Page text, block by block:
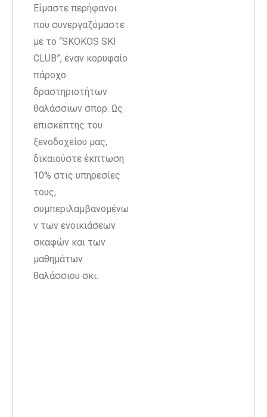
Είμαστε περήφανοι
που συνεργαζόμαστε
με το “SKOKOS SKI
CLUB”, έναν κορυφαίο
πάροχο
δραστηριοτήτων
θαλάσσιων σπορ. Ως
επισκέπτης του
ξενοδοχείου μας,
δικαιούστε έκπτωση
10% στις υπηρεσίες
τους,
συμπεριλαμβανομένω
ν των ενοικιάσεων
σκαφών και των
μαθημάτων
θαλάσσιου σκι.